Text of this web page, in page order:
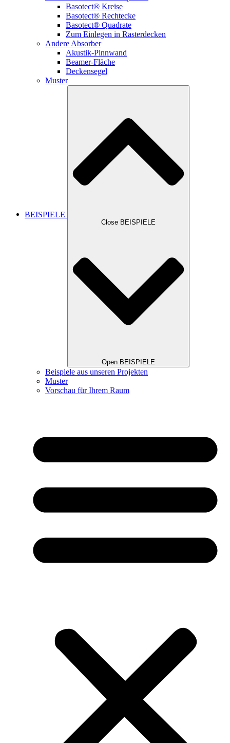
Basotect® Kreise
Basotect® Rechtecke
Basotect® Quadrate
Zum Einlegen in Rasterdecken
Andere Absorber
Akustik-Pinnwand
Beamer-Fläche
Deckensegel
Muster
BEISPIELE
Close BEISPIELE
Open BEISPIELE
Beispiele aus unseren Projekten
Muster
Vorschau für Ihrem Raum